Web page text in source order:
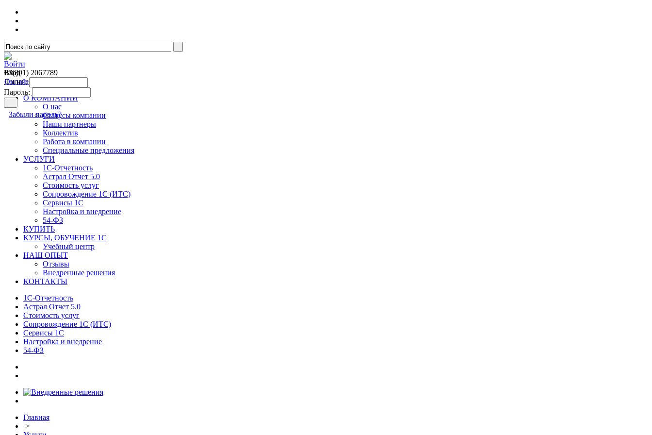
Войти
Вход
Логин:
Пароль:
Забыли пароль?
+7(391) 2067789
Онлайн консультант
О КОМПАНИИ
О нас
Cтатусы компании
Наши партнеры
Коллектив
Работа в компании
Специальные предложения
УСЛУГИ
1С-Отчетность
Астрал Отчет 5.0
Стоимость услуг
Сопровождение 1С (ИТС)
Сервисы 1С
Настройка и внедрение
54-ФЗ
КУПИТЬ
КУРСЫ, ОБУЧЕНИЕ 1С
Учебный центр
НАШ ОПЫТ
Отзывы
Внедренные решения
КОНТАКТЫ
1С-Отчетность
Астрал Отчет 5.0
Стоимость услуг
Сопровождение 1С (ИТС)
Сервисы 1С
Настройка и внедрение
54-ФЗ
Главная
>